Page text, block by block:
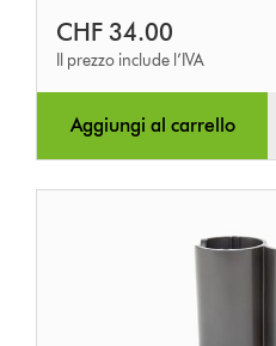
CHF 34.00
Il prezzo include l’IVA
Aggiungi al carrello